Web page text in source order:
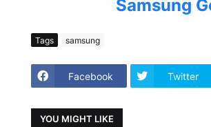
Samsung
Tags samsung
Facebook Twitter
YOU MIGHT LIKE